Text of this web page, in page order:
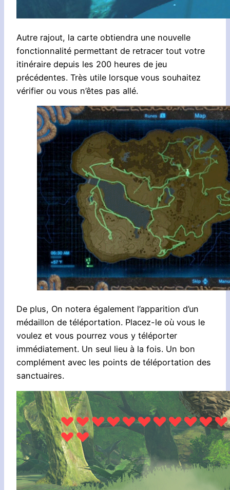
Autre rajout, la carte obtiendra une nouvelle
fonctionnalité permettant de retracer tout votre
itinéraire depuis les 200 heures de jeu
précédentes. Très utile lorsque vous souhaitez
vérifier ou vous n’êtes pas allé.
De plus, On notera également l’apparition d’un
médaillon de téléportation. Placez-le où vous le
voulez et vous pourrez vous y téléporter
immédiatement. Un seul lieu à la fois. Un bon
complément avec les points de téléportation des
sanctuaires.